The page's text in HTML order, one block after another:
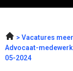
Vacatures
Advocaat-
05-2024